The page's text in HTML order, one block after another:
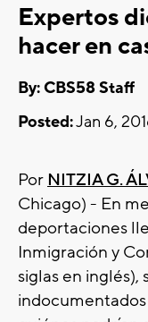
Expertos
hacer en
By: CBS58 Staff
Posted:Jan 6,
Por NITZIA G.
Chicago) - En
deportaciones
Inmigración y
siglas en